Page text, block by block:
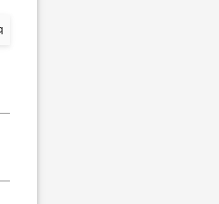
<strike> <strong>